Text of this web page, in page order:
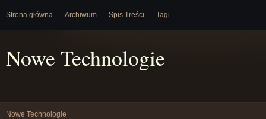
Strona główna Archiwum Spis Treści Tagi
Nowe Technologie
Nowe Technologie